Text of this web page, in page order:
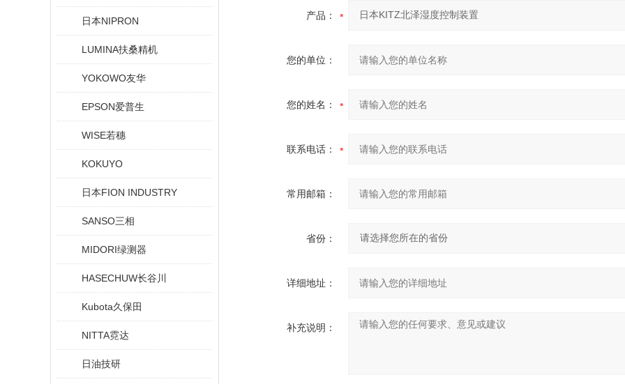
日本NIPRON
LUMINA扶桑精机
YOKOWO友华
EPSON爱普生
WISE若穗
KOKUYO
日本FION INDUSTRY
SANSO三相
MIDORI绿测器
HASECHUW长谷川
Kubota久保田
NITTA霓达
日油技研
产品：
您的单位：
您的姓名：
联系电话：
常用邮箱：
省份：
详细地址：
补充说明：